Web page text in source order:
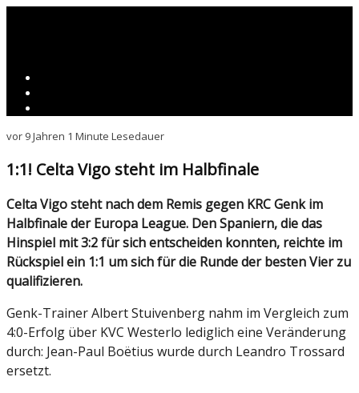
vor 9 Jahren 1 Minute Lesedauer
1:1! Celta Vigo steht im Halbfinale
Celta Vigo steht nach dem Remis gegen KRC Genk im
Halbfinale der Europa League. Den Spaniern, die das
Hinspiel mit 3:2 für sich entscheiden konnten, reichte im
Rückspiel ein 1:1 um sich für die Runde der besten Vier zu
qualifizieren.
Genk-Trainer Albert Stuivenberg nahm im Vergleich zum
4:0-Erfolg über KVC Westerlo lediglich eine Veränderung
durch: Jean-Paul Boëtius wurde durch Leandro Trossard
ersetzt.